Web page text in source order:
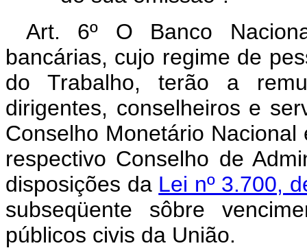
Art. 6º O Banco
bancárias, cujo regime de
do Trabalho, terão a
dirigentes, conselheiros e
Conselho Monetário
respectivo Conselho de
disposições da Lei nº 3.700,
subseqüente sôbre
públicos civis da União.